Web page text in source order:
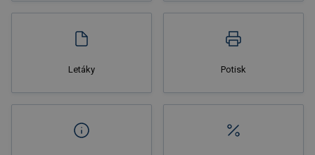
Letáky Potisk